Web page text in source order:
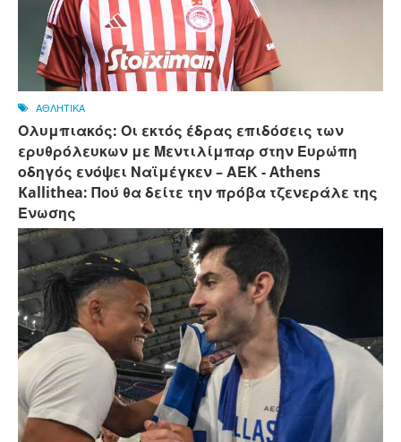
ΑΘΛΗΤΙΚΑ
Ολυμπιακός: Οι εκτός έδρας επιδόσεις των
ερυθρόλευκων με Μεντιλίμπαρ στην Ευρώπη
οδηγός ενόψει Ναϊμέγκεν – ΑΕΚ - Athens
Kallithea: Πού θα δείτε την πρόβα τζενεράλε της
Ένωσης